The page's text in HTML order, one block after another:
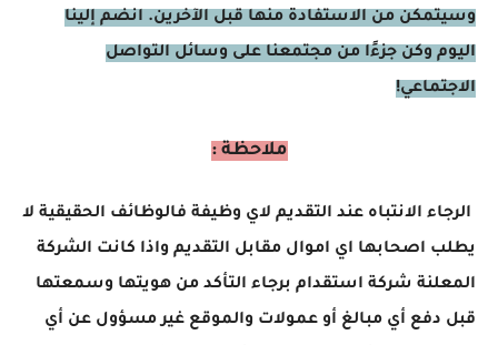
وسيتمكن من الاستفادة منها قبل الآخرين. انضم إلينا
اليوم وكن جزءًا من مجتمعنا على وسائل التواصل
الاجتماعي!
ملاحظة :
الرجاء الانتباه عند التقديم لاي وظيفة فالوظائف الحقيقية لا
يطلب اصحابها اي اموال مقابل التقديم واذا كانت الشركة
المعلنة شركة استقدام برجاء التأكد من هويتها وسمعتها
قبل دفع أي مبالغ أو عمولات والموقع غير مسؤول عن أي